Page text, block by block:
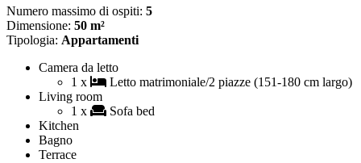
Numero massimo di ospiti: 5
Dimensione: 50 m²
Tipologia: Appartamenti
Camera da letto
1 x
Letto matrimoniale/2 piazze (151-180 cm largo)
Living room
1 x
Sofa bed
Kitchen
Bagno
Terrace